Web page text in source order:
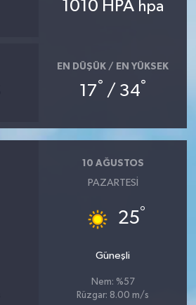
1010 HPA hpa
EN DÜŞÜK / EN YÜKSEK
17° / 34°
10 AĞUSTOS
PAZARTESI
25°
Güneşli
Nem: %57
Rüzgar: 8.00 m/s